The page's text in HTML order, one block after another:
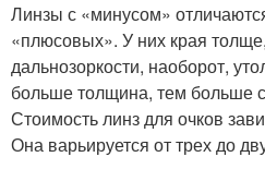
Линзы с «минусом»
«плюсовых». У них края
дальнозоркости, наоборот,
больше толщина, тем больше
Стоимость линз для очков
Она варьируется от трех до